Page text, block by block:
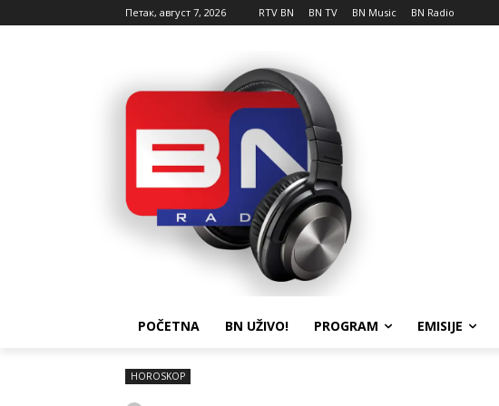
Петак, август 7, 2026 RTV BN BN TV BN Music BN Radio
POČETNA BN UŽIVO! PROGRAM EMISIJE
HOROSKOP